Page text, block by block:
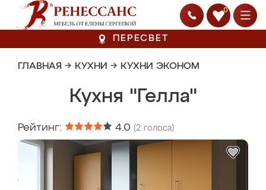
0
ПЕРЕСВЕТ
ГЛАВНАЯ → КУХНИ → КУХНИ ЭКОНОМ
Кухня "Гелла"
Рейтинг: 4.0 (2 голоса)